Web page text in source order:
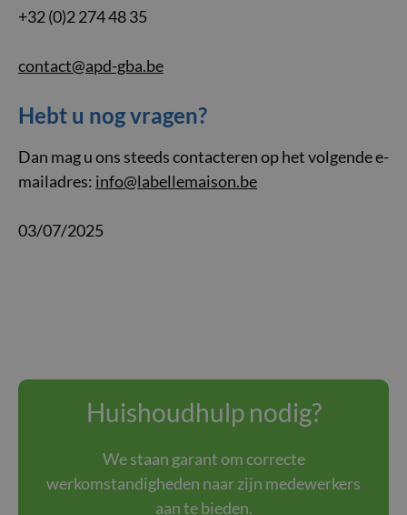
+32 (0)2 274 48 35
contact@apd-gba.be
Hebt u nog vragen?
Dan mag u ons steeds contacteren op het volgende e-
mailadres: info@labellemaison.be
03/07/2025
Huishoudhulp nodig?
We staan garant om correcte
werkomstandigheden naar zijn medewerkers
aan te bieden.